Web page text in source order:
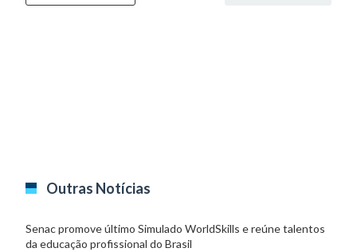
Outras Notícias
Senac promove último Simulado WorldSkills e reúne talentos
da educação profissional do Brasil